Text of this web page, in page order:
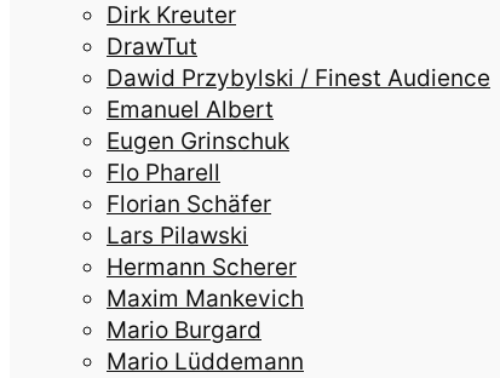
Dirk Kreuter
DrawTut
Dawid Przybylski / Finest Audience
Emanuel Albert
Eugen Grinschuk
Flo Pharell
Florian Schäfer
Lars Pilawski
Hermann Scherer
Maxim Mankevich
Mario Burgard
Mario Lüddemann